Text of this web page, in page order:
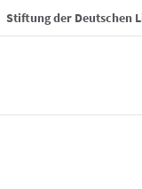
Stiftung der Deutschen